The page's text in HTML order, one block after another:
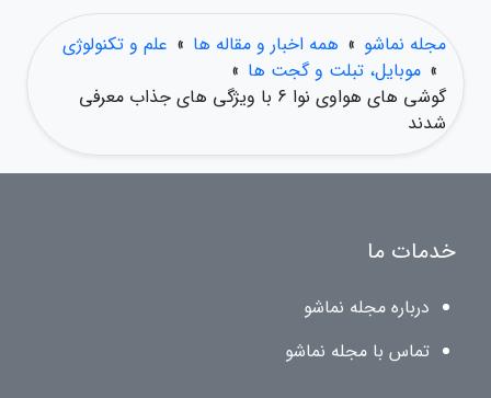
مجله نماشو » همه اخبار و مقاله ها » علم و تکنولوژی
» موبایل، تبلت و گجت ها »
گوشی های هواوی نوا 6 با ویژگی های جذاب معرفی
شدند
خدمات ما
درباره مجله نماشو
تماس با مجله نماشو